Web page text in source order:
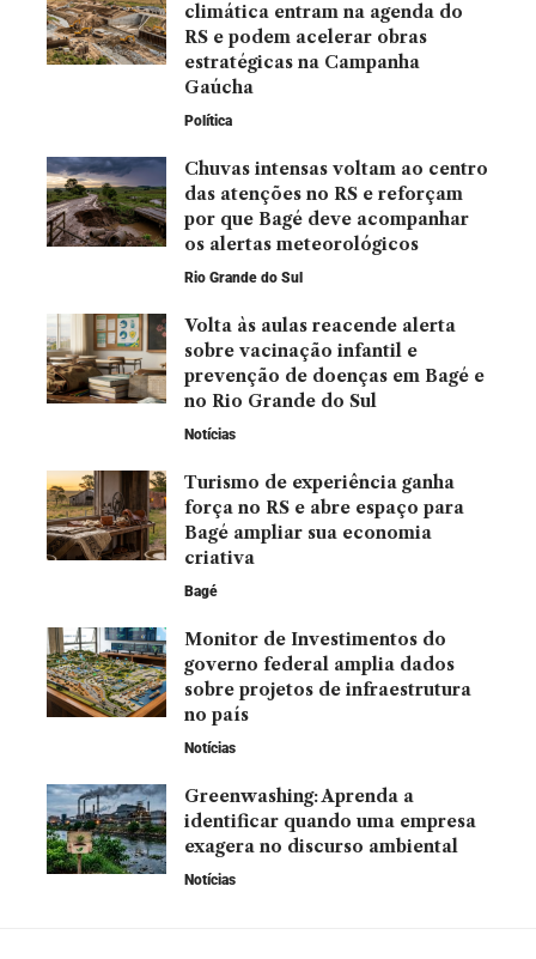
climática entram na agenda do
RS e podem acelerar obras
estratégicas na Campanha
Gaúcha
Política
Chuvas intensas voltam ao centro
das atenções no RS e reforçam
por que Bagé deve acompanhar
os alertas meteorológicos
Rio Grande do Sul
Volta às aulas reacende alerta
sobre vacinação infantil e
prevenção de doenças em Bagé e
no Rio Grande do Sul
Notícias
Turismo de experiência ganha
força no RS e abre espaço para
Bagé ampliar sua economia
criativa
Bagé
Monitor de Investimentos do
governo federal amplia dados
sobre projetos de infraestrutura
no país
Notícias
Greenwashing: Aprenda a
identificar quando uma empresa
exagera no discurso ambiental
Notícias